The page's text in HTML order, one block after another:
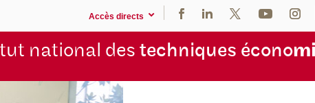
Accès directs
national des techniques écono